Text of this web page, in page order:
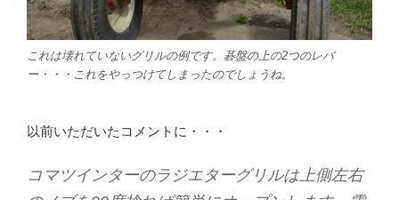
これは壊れていないグリルの例です。碁盤の上の2つのレバ
ー・・・これをやっつけてしまったのでしょうね。
以前いただいたコメントに・・・
コマツインターのラジエターグリルは上側左右